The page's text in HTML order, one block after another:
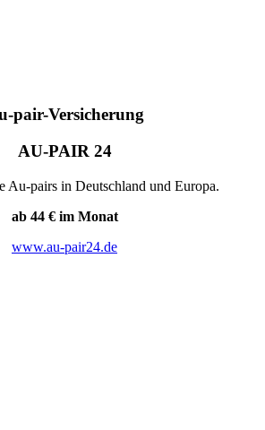
pair-Versicherung
AU-PAIR 24
Au-pairs in Deutschland und Europa.
ab 44 € im Monat
www.au-pair24.de